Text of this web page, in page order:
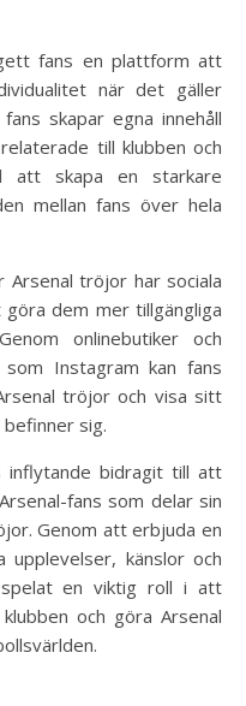
fans en plattform att
när det gäller
skapar egna innehåll
till klubben och
att skapa en starkare
mellan fans över hela
tröjor har sociala
dem mer tillgängliga
onlinebutiker och
Instagram kan fans
tröjor och visa sitt
sig.
inflytande bidragit till att
fans som delar sin
Genom att erbjuda en
känslor och
en viktig roll i att
och göra Arsenal